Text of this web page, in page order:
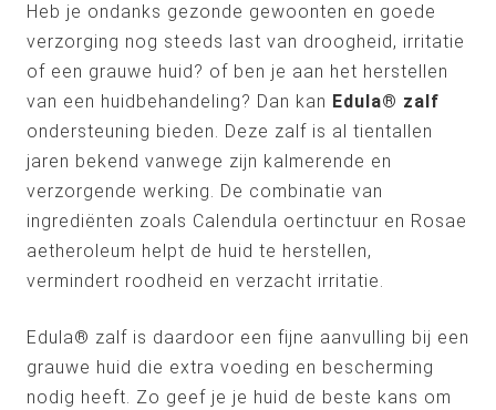
Heb je ondanks gezonde gewoonten en goede
verzorging nog steeds last van droogheid, irritatie
of een grauwe huid? of ben je aan het herstellen
van een huidbehandeling? Dan kan Edula® zalf
ondersteuning bieden. Deze zalf is al tientallen
jaren bekend vanwege zijn kalmerende en
verzorgende werking. De combinatie van
ingrediënten zoals Calendula oertinctuur en Rosae
aetheroleum helpt de huid te herstellen,
vermindert roodheid en verzacht irritatie.
Edula® zalf is daardoor een fijne aanvulling bij een
grauwe huid die extra voeding en bescherming
nodig heeft. Zo geef je je huid de beste kans om